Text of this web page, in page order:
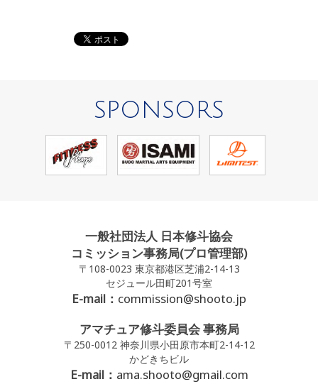
SPONSORS
一般社団法人 日本修斗協会
コミッション事務局(プロ管理部)
〒108-0023 東京都港区芝浦2-14-13
セジュール田町201号室
E-mail： commission@shooto.jp
アマチュア修斗委員会 事務局
〒250-0012 神奈川県小田原市本町2-14-12
かどきちビル
E-mail： ama.shooto@gmail.com